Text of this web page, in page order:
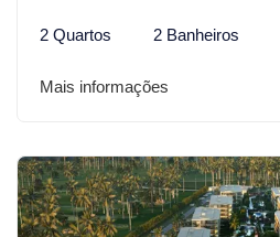
2 Quartos 2 Banheiros
Mais informações